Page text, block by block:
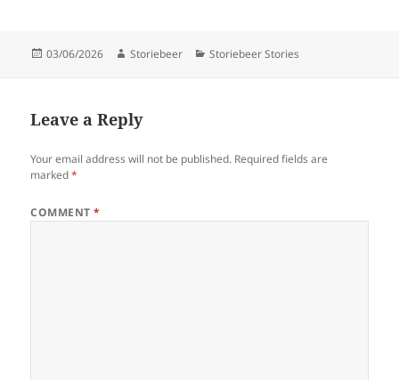
Posted
03/06/2026 Author
Storiebeer Categories
Storiebeer Stories
Leave a Reply
Your email address will not be published. Required fields are
marked*
COMMENT*